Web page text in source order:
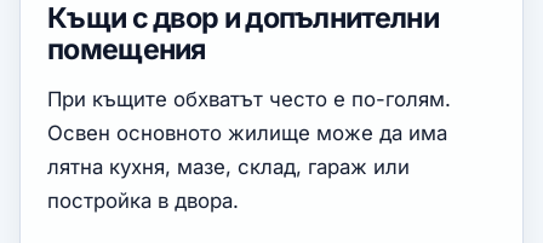
Къщи с двор и допълнителни
помещения
При къщите обхватът често е по-голям.
Освен основното жилище може да има
лятна кухня, мазе, склад, гараж или
постройка в двора.